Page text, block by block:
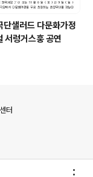
단샐러드 다문화가정
서렁거스훙 공연
터